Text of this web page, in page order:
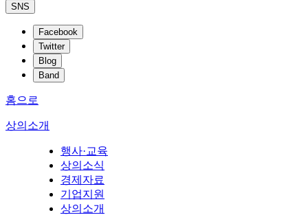
SNS
Facebook
Twitter
Blog
Band
홈으로
상의소개
행사·교육
상의소식
경제자료
기업지원
상의소개